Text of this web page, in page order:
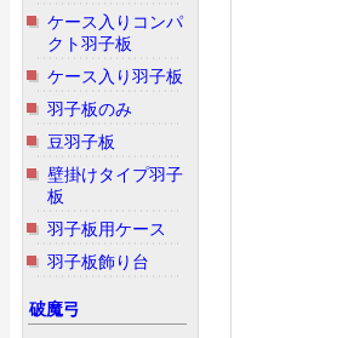
ケース入りコンパ
クト羽子板
ケース入り羽子板
羽子板のみ
豆羽子板
壁掛けタイプ羽子
板
羽子板用ケース
羽子板飾り台
破魔弓